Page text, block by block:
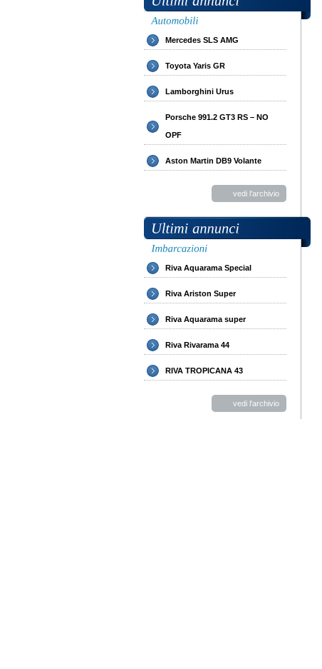
Mercedes SLS AMG
Toyota Yaris GR
Lamborghini Urus
Porsche 991.2 GT3 RS – NO
OPF
Aston Martin DB9 Volante
vedi l'archivio
Riva Aquarama Special
Riva Ariston Super
Riva Aquarama super
Riva Rivarama 44
RIVA TROPICANA 43
vedi l'archivio